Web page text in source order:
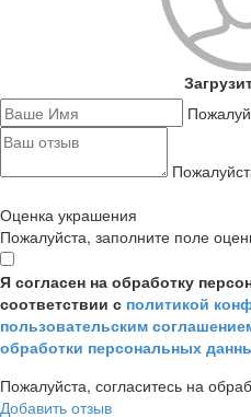
Оценка украшения
Пожалуйста, заполните поле
Я согласен на обработку
соответствии с политикой
пользовательским
обработки персональных
Пожалуйста, согласитесь на
Добавить отзыв